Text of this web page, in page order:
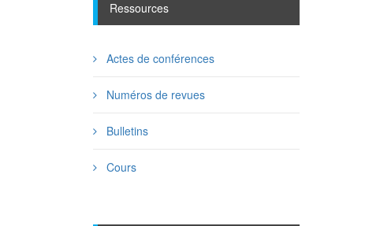
Ressources
Actes de conférences
Numéros de revues
Bulletins
Cours